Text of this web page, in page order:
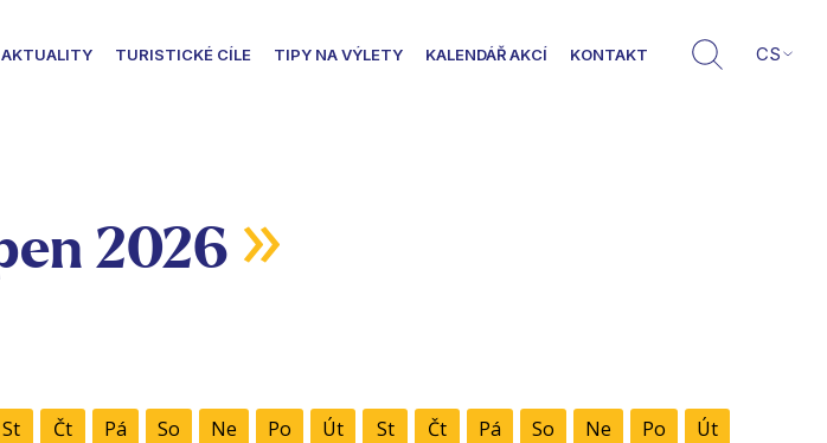
AKTUALITY TURISTICKÉ CÍLE TIPY NA VÝLETY KALENDÁŘ AKCÍ KONTAKT CS
2026 »
St
Čt
Pá
So
Ne
Po
Út
St
Čt
Pá
So
Ne
Po
Út